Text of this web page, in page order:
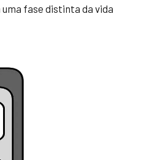
fase distinta da vida